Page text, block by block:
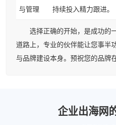
与管理
持续投入精力跟进。
选择正确的开始，是成功的
道路上，专业的伙伴能让您事半
与品牌建设本身。预祝您的品牌
企业出海网